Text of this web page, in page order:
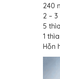
240
2 –
5
1
Hỗn